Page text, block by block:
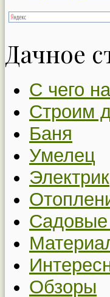
Дачное
С чего
Строим
Баня
Умелец
Электрик
Садовые
Обзоры